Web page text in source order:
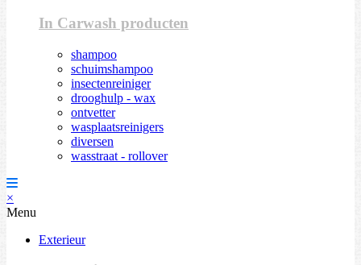
In Carwash producten
shampoo
schuimshampoo
insectenreiniger
drooghulp - wax
ontvetter
wasplaatsreinigers
diversen
wasstraat - rollover
×
Menu
Exterieur